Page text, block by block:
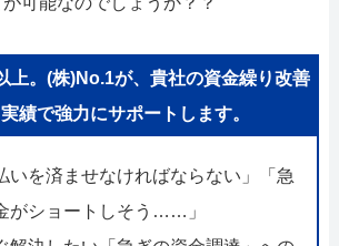
上。(株)No.1が、貴社の資金繰り改善
績で強力にサポートします。
いを済ませなければならない」「急
がショートしそう……」